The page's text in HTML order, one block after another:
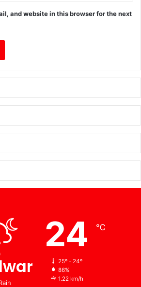
and website in this browser for the next
24 ℃
25º - 24º
86%
1.22 km/h